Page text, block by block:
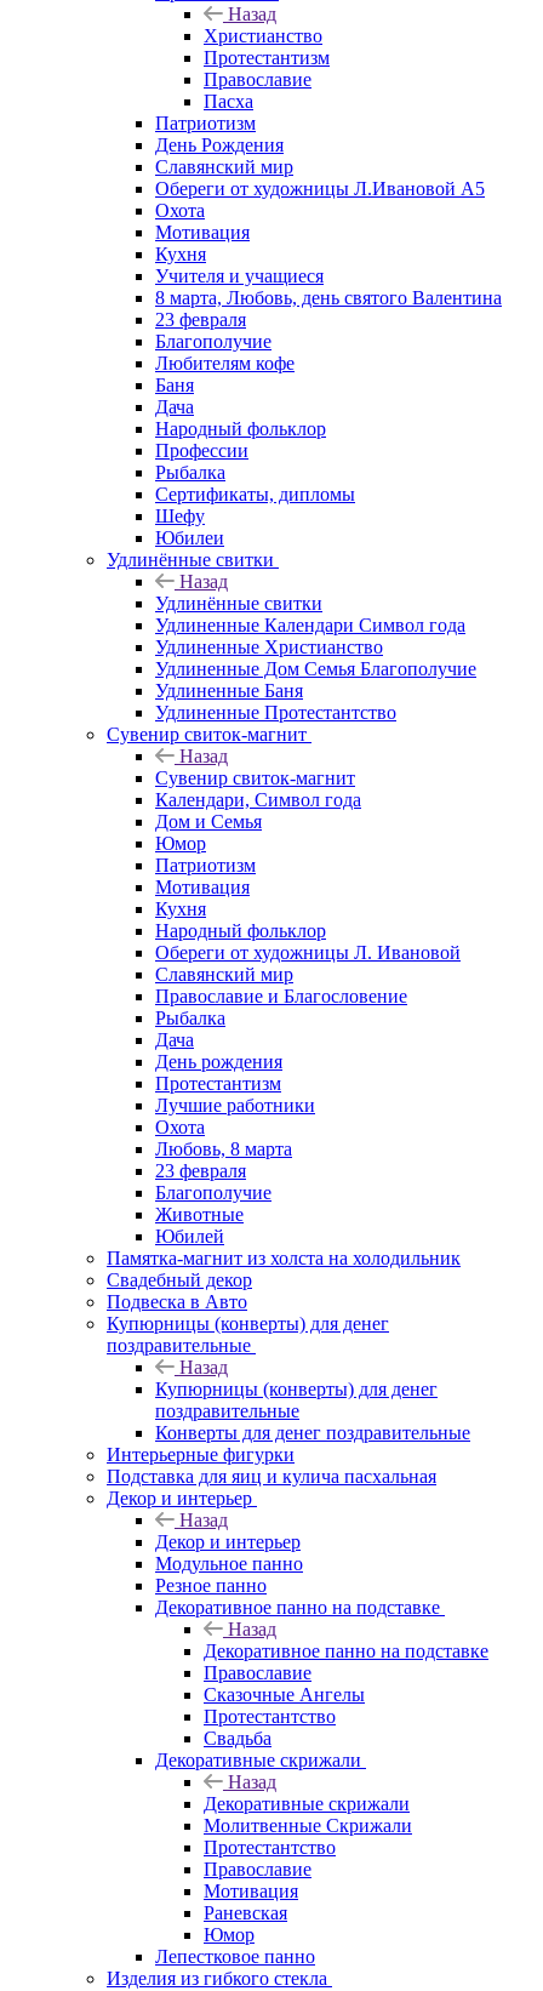
Назад
Христианство
Протестантизм
Православие
Пасха
Патриотизм
День Рождения
Славянский мир
Обереги от художницы Л.Ивановой А5
Охота
Мотивация
Кухня
Учителя и учащиеся
8 марта, Любовь, день святого Валентина
23 февраля
Благополучие
Любителям кофе
Баня
Дача
Народный фольклор
Профессии
Рыбалка
Сертификаты, дипломы
Шефу
Юбилеи
Удлинённые свитки
Назад
Удлинённые свитки
Удлиненные Календари Символ года
Удлиненные Христианство
Удлиненные Дом Семья Благополучие
Удлиненные Баня
Удлиненные Протестантство
Сувенир свиток-магнит
Назад
Сувенир свиток-магнит
Календари, Символ года
Дом и Семья
Юмор
Патриотизм
Мотивация
Кухня
Народный фольклор
Обереги от художницы Л. Ивановой
Славянский мир
Православие и Благословение
Рыбалка
Дача
День рождения
Протестантизм
Лучшие работники
Охота
Любовь, 8 марта
23 февраля
Благополучие
Животные
Юбилей
Памятка-магнит из холста на холодильник
Свадебный декор
Подвеска в Авто
Купюрницы (конверты) для денег
поздравительные
Назад
Купюрницы (конверты) для денег
поздравительные
Конверты для денег поздравительные
Интерьерные фигурки
Подставка для яиц и кулича пасхальная
Декор и интерьер
Назад
Декор и интерьер
Модульное панно
Резное панно
Декоративное панно на подставке
Назад
Декоративное панно на подставке
Православие
Сказочные Ангелы
Протестантство
Свадьба
Декоративные скрижали
Назад
Декоративные скрижали
Молитвенные Скрижали
Протестантство
Православие
Мотивация
Раневская
Юмор
Лепестковое панно
Изделия из гибкого стекла